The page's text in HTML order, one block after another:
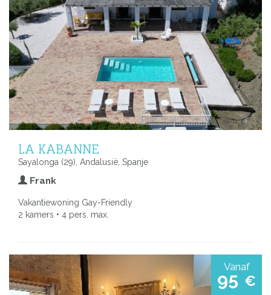
LA KABANNE
Sayalonga (29), Andalusië, Spanje
Frank
Vakantiewoning Gay-Friendly
2 kamers • 4 pers. max.
Vanaf
95 €